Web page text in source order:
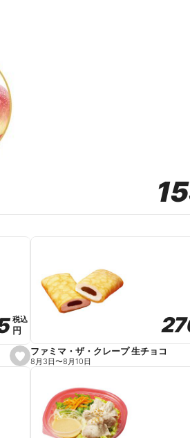
s
e
税込
税込
円
円
ファミマ・ザ・クレープ 生チョコ
8月3日〜8月10日